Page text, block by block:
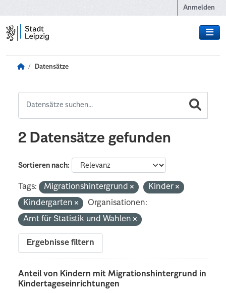
Anmelden
Datensätze
2 Datensätze gefunden
Sortieren nach
Tags: Migrationshintergrund
Kinder
Kindergarten
Organisationen:
Amt für Statistik und Wahlen
Ergebnisse filtern
Anteil von Kindern mit Migrationshintergrund in
Kindertageseinrichtungen